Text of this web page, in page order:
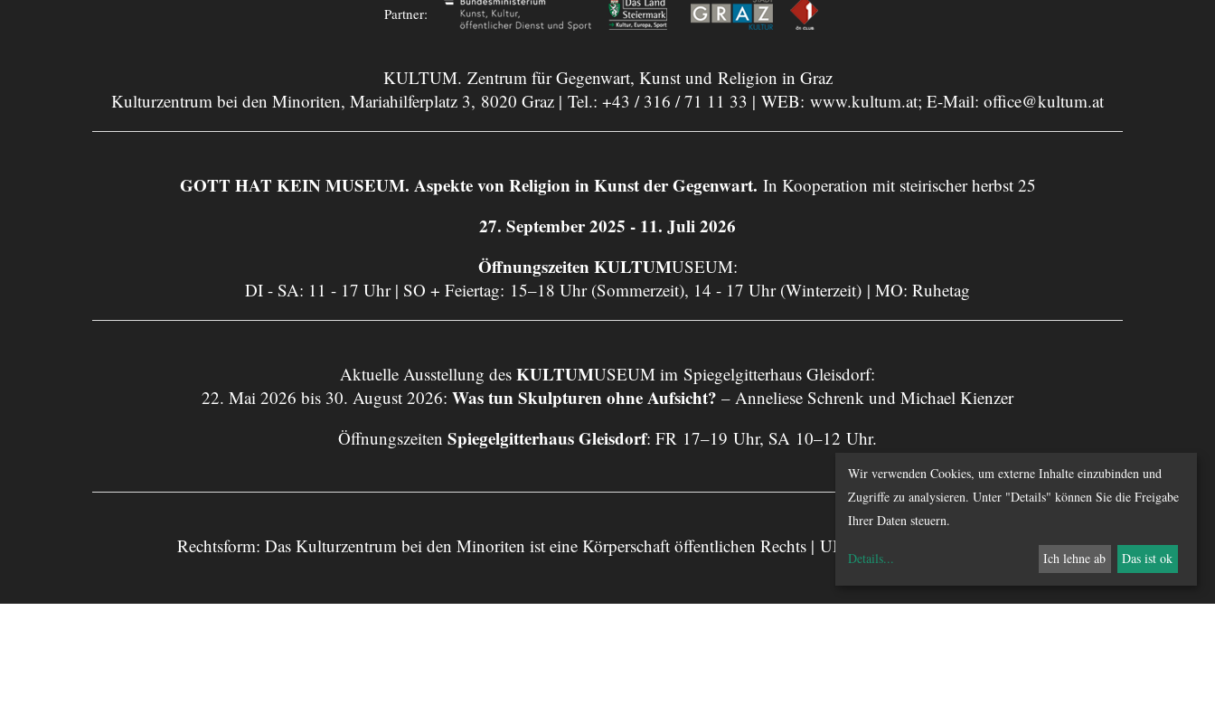
Partner:
KULTUM. Zentrum für Gegenwart, Kunst und Religion in Graz
Kulturzentrum bei den Minoriten, Mariahilferplatz 3, 8020 Graz | Tel.: +43 / 316 / 71 11 33 | WEB: www.kultum.at; E-Mail: office@kultum.at
GOTT HAT KEIN MUSEUM. Aspekte von Religion in Kunst der Gegenwart. In Kooperation mit steirischer herbst 25
27. September 2025 - 11. Juli 2026
Öffnungszeiten KULTUMUSEUM:
DI - SA: 11 - 17 Uhr | SO + Feiertag: 15–18 Uhr (Sommerzeit), 14 - 17 Uhr (Winterzeit) | MO: Ruhetag
Aktuelle Ausstellung des KULTUMUSEUM im Spiegelgitterhaus Gleisdorf:
22. Mai 2026 bis 30. August 2026: Was tun Skulpturen ohne Aufsicht? – Anneliese Schrenk und Michael Kienzer
Öffnungszeiten Spiegelgitterhaus Gleisdorf: FR 17–19 Uhr, SA 10–12 Uhr.
Rechtsform: Das Kulturzentrum bei den Minoriten ist eine Körperschaft öffentlichen Rechts | UID-Nummer: ATU 55810000
Wir verwenden Cookies, um externe Inhalte einzubinden und
Zugriffe zu analysieren. Unter "Details" können Sie die Freigabe
Ihrer Daten steuern.
Details... Ich lehne ab Das ist ok